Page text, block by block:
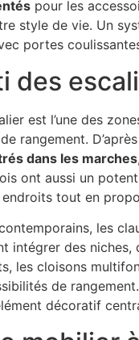
pour les
style de vie. Un
portes
des
est l’une des
rangement.
dans les marches
ont aussi un
tout en
les
intégrer des
les cloisons
de
décoratif